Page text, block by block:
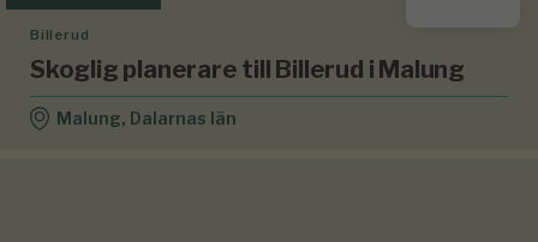
Billerud
Skoglig planerare till Billerud i Malung
Malung, Dalarnas län